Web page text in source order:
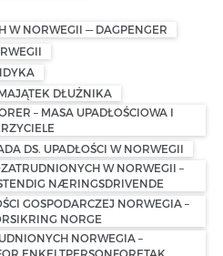
W NORWEGII — DAGPENGER
DŁUŻNIKA
– MASA UPADŁOŚCIOWA I
DS. UPADŁOŚCI W NORWEGII
W NORWEGII –
NÆRINGSDRIVENDE
GOSPODARCZEJ NORWEGIA –
NORGE
NORWEGIA –
ENKELTPERSONFORETAK